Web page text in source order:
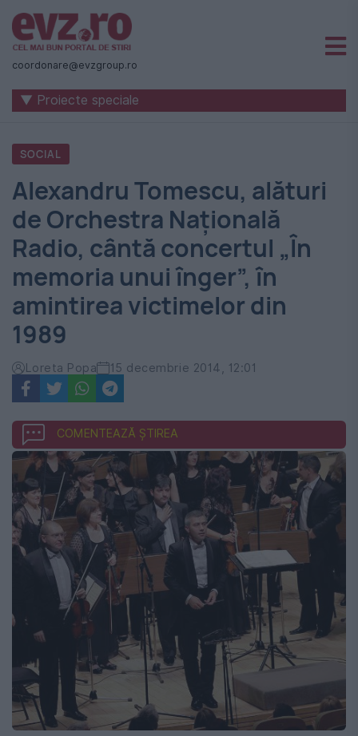
Știri
naționale
internaționale
România
-
Evenimentul
Zilei
coordonare@evzgroup.ro
▼ Proiecte speciale
SOCIAL
Alexandru Tomescu, alături
de Orchestra Naţională
Radio, cântă concertul „În
memoria unui înger”, în
amintirea victimelor din
1989
Loreta Popa 15 decembrie 2014, 12:01
COMENTEAZĂ ȘTIREA